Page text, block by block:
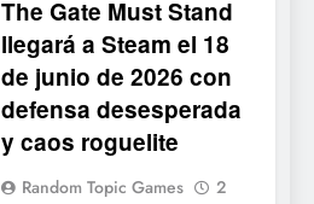
The Gate Must Stand
llegará a Steam el 18
de junio de 2026 con
defensa desesperada
y caos roguelite
Random Topic Games
2